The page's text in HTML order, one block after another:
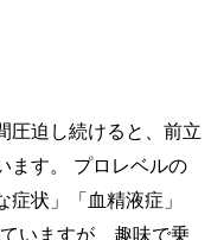
圧迫し続けると、前立
ます。 プロレベルの
状」「血精液症」
いますが、趣味で乗